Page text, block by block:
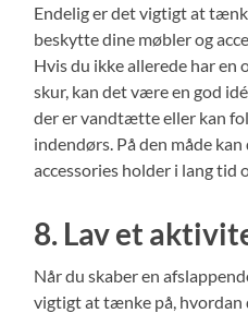
Endelig er det vigtigt at
beskytte dine møbler og
Hvis du ikke allerede har
skur, kan det være en god
der er vandtætte eller kan
indendørs. På den måde
accessories holder i lang tid
8. Lav et
Når du skaber en
vigtigt at tænke på, hvordan